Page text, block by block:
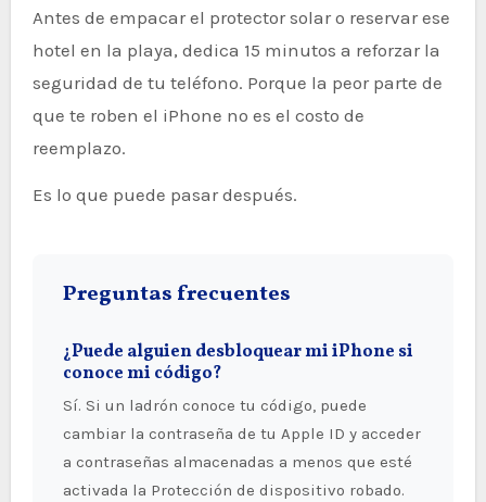
Antes de empacar el protector solar o reservar ese
hotel en la playa, dedica 15 minutos a reforzar la
seguridad de tu teléfono. Porque la peor parte de
que te roben el iPhone no es el costo de
reemplazo.
Es lo que puede pasar después.
Preguntas frecuentes
¿Puede alguien desbloquear mi iPhone si
conoce mi código?
Sí. Si un ladrón conoce tu código, puede
cambiar la contraseña de tu Apple ID y acceder
a contraseñas almacenadas a menos que esté
activada la Protección de dispositivo robado.